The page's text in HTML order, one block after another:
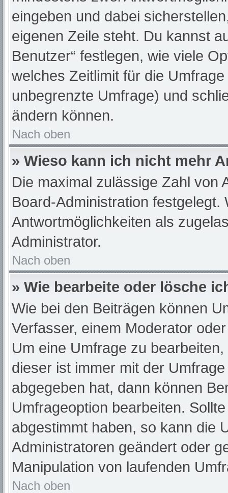
eingeben und dabei
eigenen Zeile steht. Du kannst
Benutzer“ festlegen, wie viele
welches Zeitlimit für die
unbegrenzte Umfrage) und
ändern können.
Nach oben
» Wieso kann ich nicht mehr
Die maximal zulässige Zahl von
Board-Administration festgelegt.
Antwortmöglichkeiten als
Administrator.
Nach oben
» Wie bearbeite oder lösche
Wie bei den Beiträgen können
Verfasser, einem Moderator
Um eine Umfrage zu
dieser ist immer mit der
abgegeben hat, dann können
Umfrageoption bearbeiten.
abgestimmt haben, so kann die
Administratoren geändert oder
Manipulation von laufenden
Nach oben